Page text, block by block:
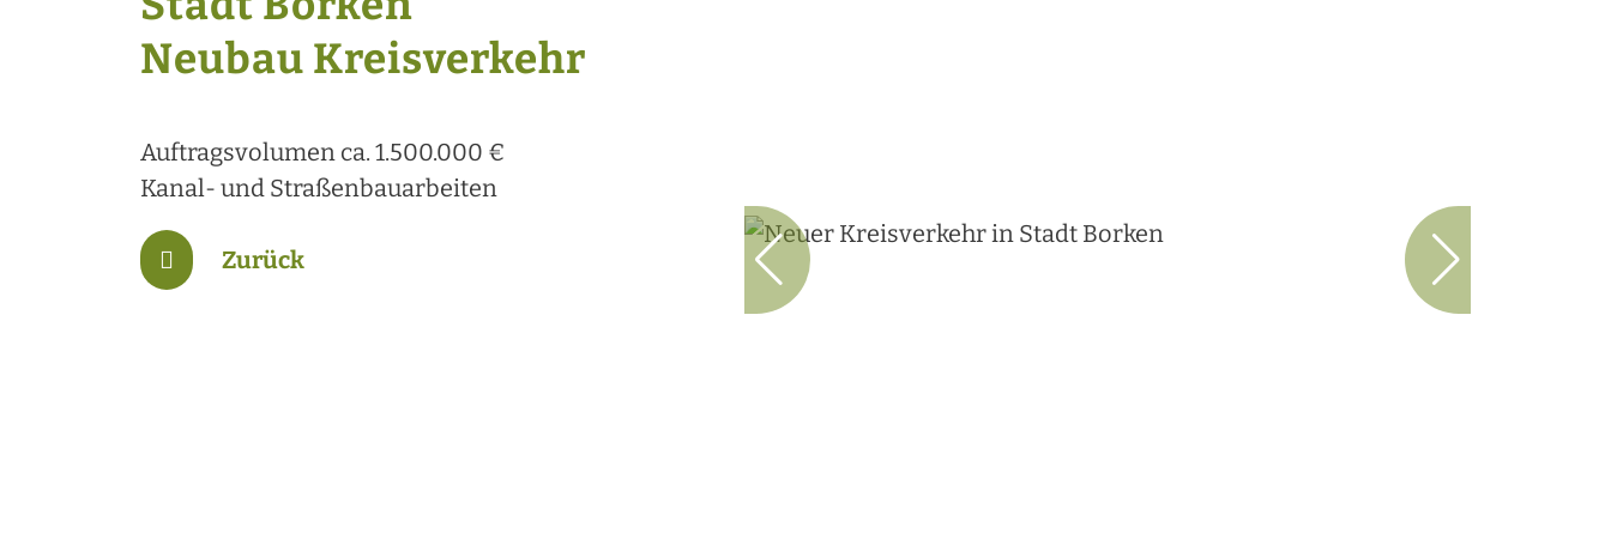
Neubau Kreisverkehr
Auftragsvolumen ca. 1.500.000 €
Kanal- und Straßenbauarbeiten
Zurück